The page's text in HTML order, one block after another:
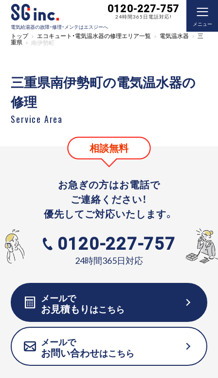
電気給湯器の故障・修理・メンテはエスジーへ
0120-227-757
24時間365日電話対応!
メニュー
トップ エコキュート・電気温水器の修理エリア一覧 電気温水器 三
重県 南伊勢町
三重県南伊勢町の電気温水器の
修理
Service Area
相談無料
お急ぎの方はお電話で
ご連絡ください！
優先してご対応いたします。
0120-227-757
24時間365日対応
メールで
お見積もりはこちら
メールで
お問い合わせはこちら